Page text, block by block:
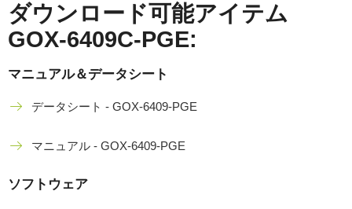
ダウンロード可能アイテム
GOX-6409C-PGE:
マニュアル＆データシート
データシート - GOX-6409-PGE
マニュアル - GOX-6409-PGE
ソフトウェア